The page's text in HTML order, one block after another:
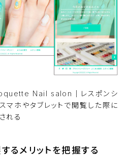
Nail salon
レスポンシ
マホやタブレットで閲覧した際に
れる
るメリットを把握する